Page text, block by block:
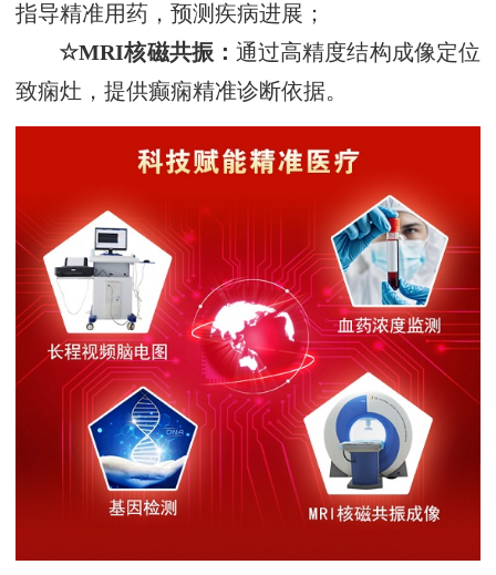
指导精准用药，预测疾病进展；
☆MRI核磁共振： 通过高精度结构成像定位
致痫灶，提供癫痫精准诊断依据。